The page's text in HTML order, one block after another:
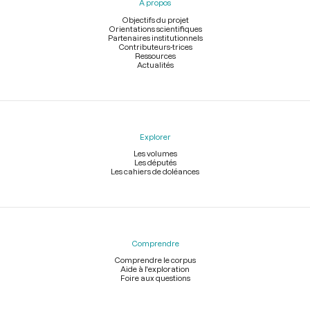
À propos
Objectifs du projet
Orientations scientifiques
Partenaires institutionnels
Contributeurs-trices
Ressources
Actualités
Explorer
Les volumes
Les députés
Les cahiers de doléances
Comprendre
Comprendre le corpus
Aide à l'exploration
Foire aux questions